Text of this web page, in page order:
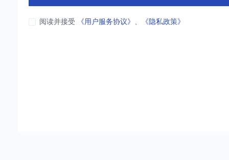
阅读并接受 《用户服务协议》 、 《隐私政策》